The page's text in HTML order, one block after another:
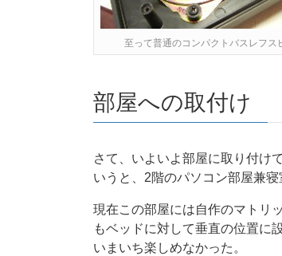
至って普通のコンパクトバスレフス
部屋への取付け
さて、いよいよ部屋に取り付け
いうと、2階のパソコン部屋兼
現在この部屋には自作のマトリ
もベッドに対して垂直の位置に
いまいち楽しめなかった。